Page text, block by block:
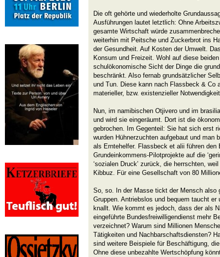
Die oft gehörte und wiederholte
Ausführungen lautet letztlich: Ohne
gesamte Wirtschaft würde
weiterhin mit Peitsche und Zuckerbrot ins
der Gesundheit. Auf Kosten der Umwelt.
Konsum und Freizeit. Wohl auf diese
schulökonomische Sicht der Dinge die
beschränkt. Also fernab grundsätzlicher
und Tun. Diese kann nach Flassbeck & Co
materieller, bzw. existenzieller
Nun, im namibischen Otjivero und im
und wird sie eingeräumt. Dort ist die
gebrochen. Im Gegenteil: Sie hat sich erst
wurden Hühnerzuchten aufgebaut und man
als Erntehelfer. Flassbeck et alii führen den
Grundeinkommens-Pilotprojekte auf die
‘sozialen Druck’ zurück, die herrschten,
Kibbuz. Für eine Gesellschaft von 80
So, so. In der Masse tickt der Mensch also
Gruppen. Antriebslos und bequem taucht
knallt. Wie kommt es jedoch, dass der als
eingeführte Bundesfreiwilligendienst mehr
verzeichnet? Warum sind Millionen
Tätigkeiten und Nachbarschaftsdiensten?
sind weitere Beispiele für Beschäftigung,
Ohne diese unbezahlte Wertschöpfung